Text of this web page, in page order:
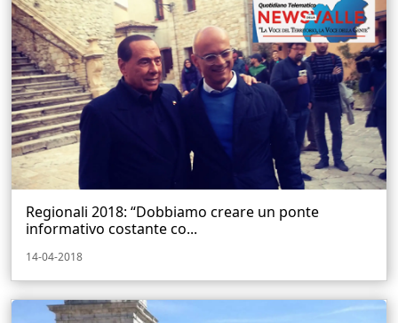
Regionali 2018: “Dobbiamo creare un ponte
informativo costante co...
14-04-2018